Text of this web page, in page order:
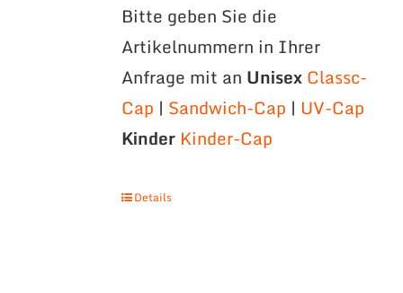
Bitte geben Sie die
Artikelnummern in Ihrer
Anfrage mit an UnisexClassc-
Cap | Sandwich-Cap | UV-Cap
Kinder Kinder-Cap
Details